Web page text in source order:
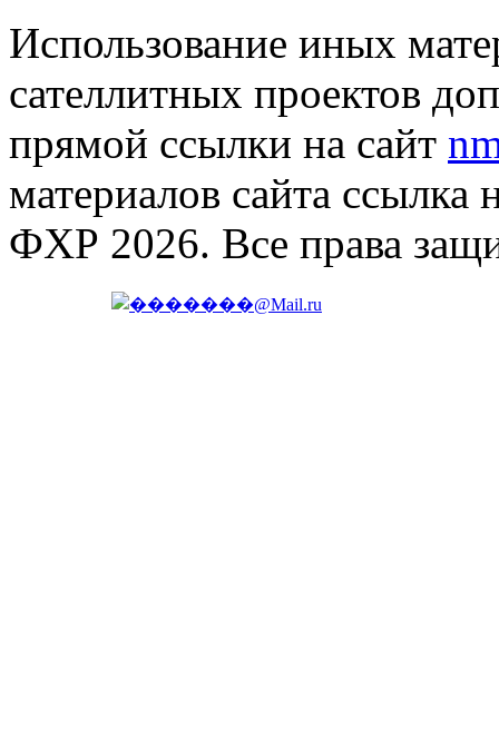
Использование иных
сателлитных проектов
прямой ссылки на сайт
материалов сайта ссылка
ФХР 2026. Все права